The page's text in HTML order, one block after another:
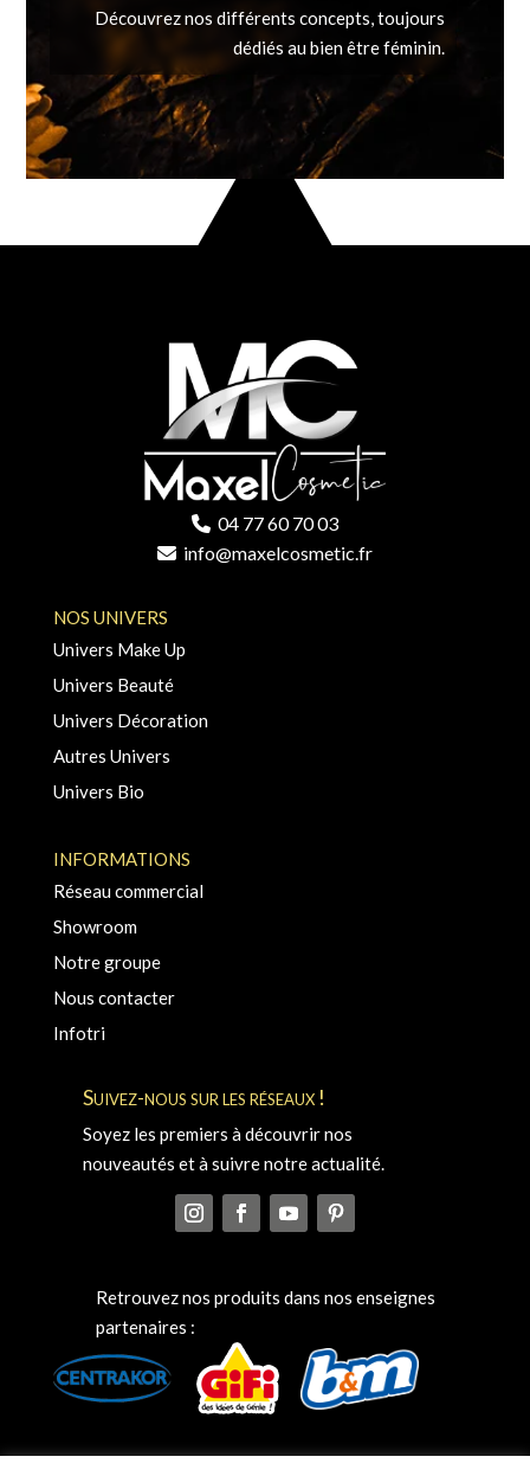
Découvrez nos différents concepts, toujours
dédiés au bien être féminin.
04 77 60 70 03
info@maxelcosmetic.fr
NOS UNIVERS
Univers Make Up
Univers Beauté
Univers Décoration
Autres Univers
Univers Bio
INFORMATIONS
Réseau commercial
Showroom
Notre groupe
Nous contacter
Infotri
Suivez-nous sur les réseaux !
Soyez les premiers à découvrir nos
nouveautés et à suivre notre actualité.
Retrouvez nos produits dans nos enseignes
partenaires :